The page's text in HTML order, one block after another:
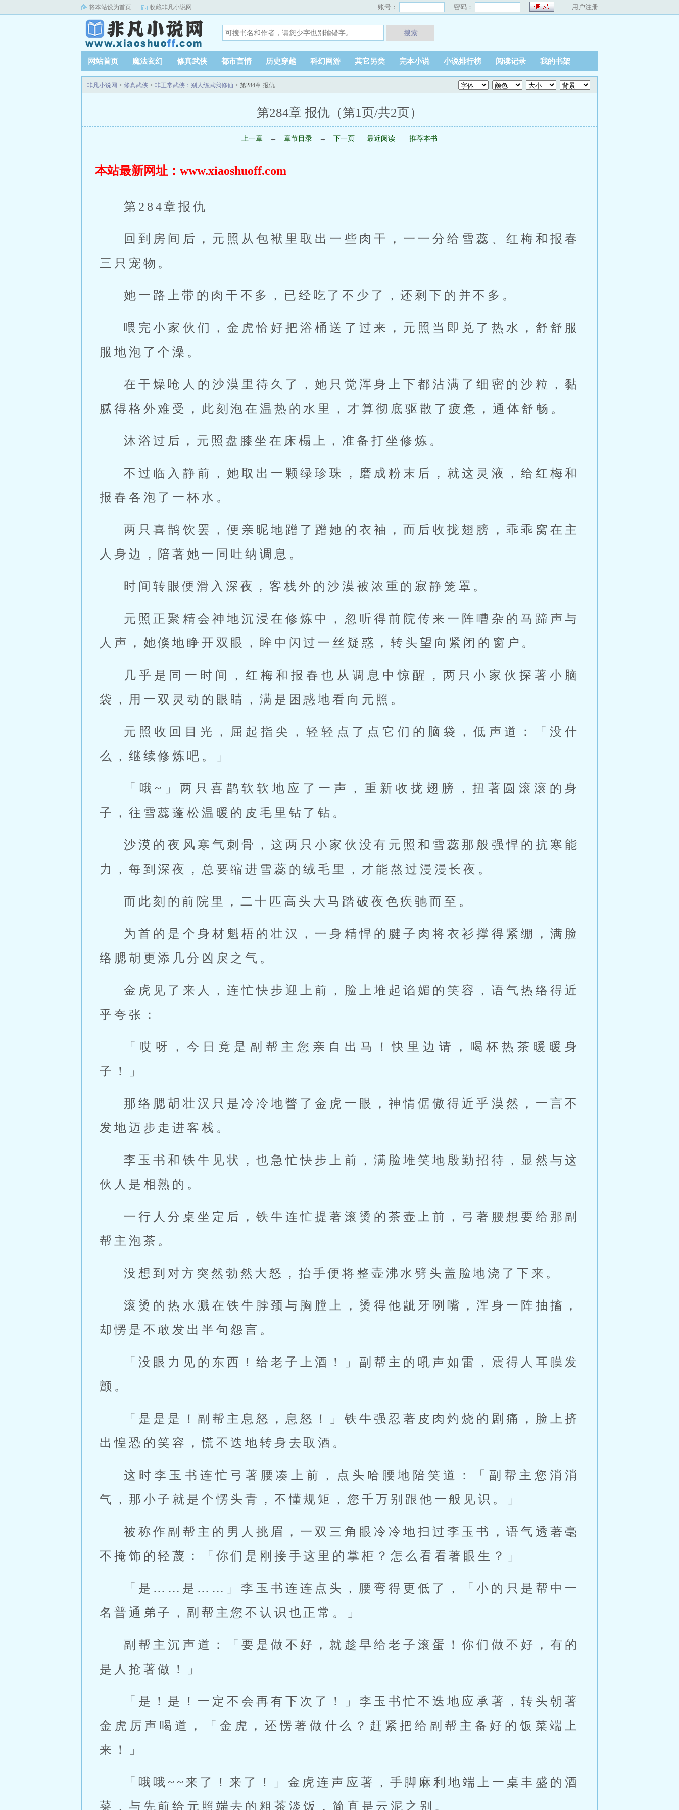
将本站设为首页 收藏非凡小说网 账号： 密码： 用户注册
搜索
网站首页 魔法玄幻 修真武侠 都市言情 历史穿越 科幻网游 其它另类 完本小说 小说排行榜 阅读记录 我的书架
非凡小说网 > 修真武侠 > 非正常武侠：别人练武我修仙 > 第284章 报仇
第284章 报仇（第1页/共2页）
上一章 ← 章节目录 → 下一页 最近阅读 推荐本书
本站最新网址：www.xiaoshuoff.com
第284章报仇
回到房间后，元照从包袱里取出一些肉干，一一分给雪蕊、红梅和报春
三只宠物。
她一路上带的肉干不多，已经吃了不少了，还剩下的并不多。
喂完小家伙们，金虎恰好把浴桶送了过来，元照当即兑了热水，舒舒服
服地泡了个澡。
在干燥呛人的沙漠里待久了，她只觉浑身上下都沾满了细密的沙粒，黏
腻得格外难受，此刻泡在温热的水里，才算彻底驱散了疲惫，通体舒畅。
沐浴过后，元照盘膝坐在床榻上，准备打坐修炼。
不过临入静前，她取出一颗绿珍珠，磨成粉末后，就这灵液，给红梅和
报春各泡了一杯水。
两只喜鹊饮罢，便亲昵地蹭了蹭她的衣袖，而后收拢翅膀，乖乖窝在主
人身边，陪著她一同吐纳调息。
时间转眼便滑入深夜，客栈外的沙漠被浓重的寂静笼罩。
元照正聚精会神地沉浸在修炼中，忽听得前院传来一阵嘈杂的马蹄声与
人声，她倏地睁开双眼，眸中闪过一丝疑惑，转头望向紧闭的窗户。
几乎是同一时间，红梅和报春也从调息中惊醒，两只小家伙探著小脑
袋，用一双灵动的眼睛，满是困惑地看向元照。
元照收回目光，屈起指尖，轻轻点了点它们的脑袋，低声道：「没什
么，继续修炼吧。」
「哦~」两只喜鹊软软地应了一声，重新收拢翅膀，扭著圆滚滚的身
子，往雪蕊蓬松温暖的皮毛里钻了钻。
沙漠的夜风寒气刺骨，这两只小家伙没有元照和雪蕊那般强悍的抗寒能
力，每到深夜，总要缩进雪蕊的绒毛里，才能熬过漫漫长夜。
而此刻的前院里，二十匹高头大马踏破夜色疾驰而至。
为首的是个身材魁梧的壮汉，一身精悍的腱子肉将衣衫撑得紧绷，满脸
络腮胡更添几分凶戾之气。
金虎见了来人，连忙快步迎上前，脸上堆起谄媚的笑容，语气热络得近
乎夸张：
「哎呀，今日竟是副帮主您亲自出马！快里边请，喝杯热茶暖暖身
子！」
那络腮胡壮汉只是冷冷地瞥了金虎一眼，神情倨傲得近乎漠然，一言不
发地迈步走进客栈。
李玉书和铁牛见状，也急忙快步上前，满脸堆笑地殷勤招待，显然与这
伙人是相熟的。
一行人分桌坐定后，铁牛连忙提著滚烫的茶壶上前，弓著腰想要给那副
帮主泡茶。
没想到对方突然勃然大怒，抬手便将整壶沸水劈头盖脸地浇了下来。
滚烫的热水溅在铁牛脖颈与胸膛上，烫得他龇牙咧嘴，浑身一阵抽搐，
却愣是不敢发出半句怨言。
「没眼力见的东西！给老子上酒！」副帮主的吼声如雷，震得人耳膜发
颤。
「是是是！副帮主息怒，息怒！」铁牛强忍著皮肉灼烧的剧痛，脸上挤
出惶恐的笑容，慌不迭地转身去取酒。
这时李玉书连忙弓著腰凑上前，点头哈腰地陪笑道：「副帮主您消消
气，那小子就是个愣头青，不懂规矩，您千万别跟他一般见识。」
被称作副帮主的男人挑眉，一双三角眼冷冷地扫过李玉书，语气透著毫
不掩饰的轻蔑：「你们是刚接手这里的掌柜？怎么看看著眼生？」
「是……是……」李玉书连连点头，腰弯得更低了，「小的只是帮中一
名普通弟子，副帮主您不认识也正常。」
副帮主沉声道：「要是做不好，就趁早给老子滚蛋！你们做不好，有的
是人抢著做！」
「是！是！一定不会再有下次了！」李玉书忙不迭地应承著，转头朝著
金虎厉声喝道，「金虎，还愣著做什么？赶紧把给副帮主备好的饭菜端上
来！」
「哦哦~~来了！来了！」金虎连声应著，手脚麻利地端上一桌丰盛的酒
菜，与先前给元照端去的粗茶淡饭，简直是云泥之别。